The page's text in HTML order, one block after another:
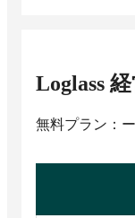
Loglass
無料プラン：ー